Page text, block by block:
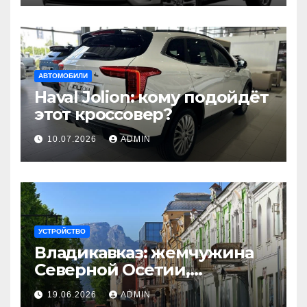
АВТОМОБИЛИ
Haval Jolion: кому подойдёт
этот кроссовер?
10.07.2026 ADMIN
УСТРОЙСТВО
Владикавказ: жемчужина
Северной Осетии,
открытая путешественнику
19.06.2026 ADMIN